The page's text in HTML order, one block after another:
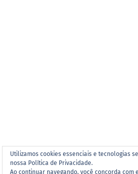
Utilizamos cookies essenciais e tecnologias
nossa Política de Privacidade.
Ao continuar navegando, você concorda com